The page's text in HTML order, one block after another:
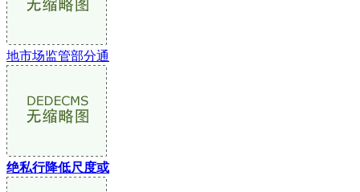
地市场监管部分通
绝私行降低尺度或